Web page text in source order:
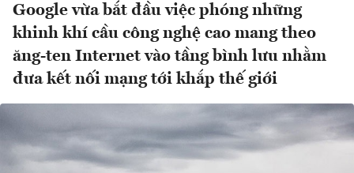
Google vừa bắt đầu việc phóng những
khinh khí cầu công nghệ cao mang theo
ăng-ten Internet vào tầng bình lưu nhằm
đưa kết nối mạng tới khắp thế giới